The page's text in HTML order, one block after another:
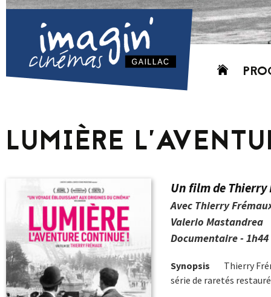
Aller
LUMIÈRE
Un film de Thierry
Avec Thierry
Valerio Mastandrea
Documentaire - 1h44
Synopsis
Thierry
série de raretés